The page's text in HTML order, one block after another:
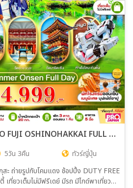
14 ก.ย. 69 - 18 ก.ย. 69
16 ก.ย. 69 - 20 ก.ย. 69
19 ก.ย. 69 - 23 ก.ย. 69
22 ก.ย. 69 - 26 ก.ย. 69
28 ก.ย. 69 - 02 ต.ค. 69
ทัวร์ญี่ปุ่น PRO TOKYO FUJI OSHINOHAKKAI FULL DAY 5วัน 3คืน (XJ)
5วัน 3คืน
ทัวร์ญี่ปุ่น
สะ ถ่ายรูปกับโคมแดง ช้อปปิ้ง DUTY FREE
ก